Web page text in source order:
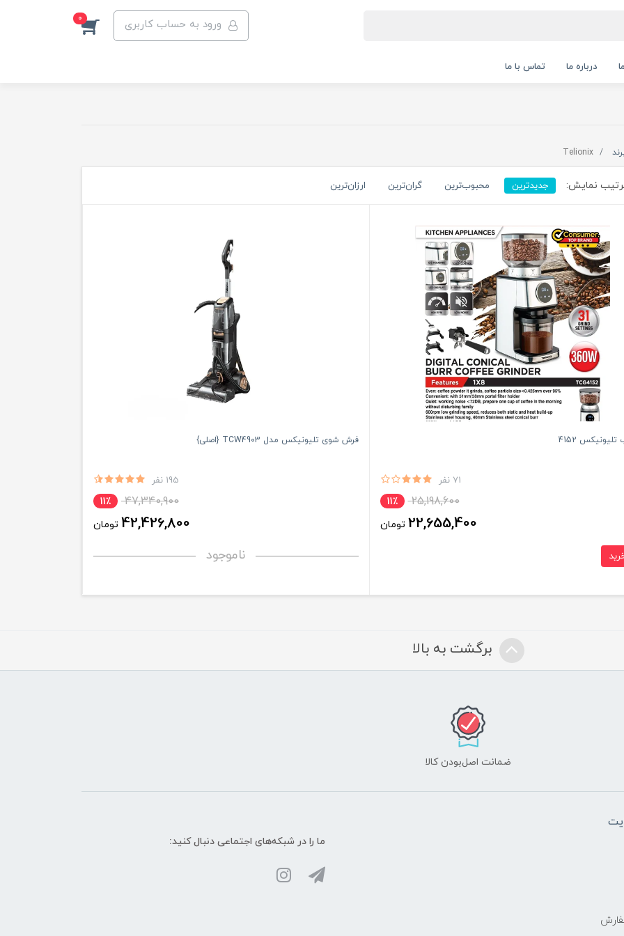
ورود به حساب کاربری 0
درباره ما تماس با ما
Telionix
نمایش: جدیدترین محبوب‌ترین گران‌ترین ارزان‌ترین
4152
71 نفر
25,198,600 11٪
22,655,400 تومان
فرش شوی تلیونیکس مدل TCW4903 {اصلی}
195 نفر
47,340,900 11٪
42,426,800 تومان
ناموجود
برگشت به بالا
ضمانت اصل‌بودن کالا
ما را در شبکه‌های اجتماعی دنبال کنید: